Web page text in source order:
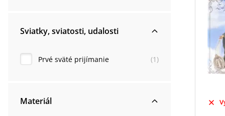
Sviatky, sviatosti, udalosti
Prvé sväté prijímanie (1 )
Materiál